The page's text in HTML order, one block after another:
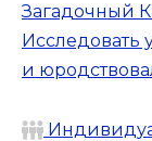
Загадочный
Исследовать
и